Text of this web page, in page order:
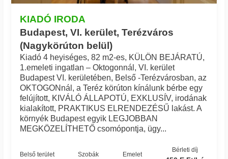
KIADÓ IRODA
Budapest, VI. kerület, Terézváros
(Nagykörúton belül)
Kiadó 4 heyiséges, 82 m2-es, KÜLÖN BEJÁRATÚ,
1.emeleti ingatlan – Oktogonnál, VI. kerület
Budapest VI. kerületében, Belső -Terézvárosban, az
OKTOGONnál, a Teréz körúton kínálunk bérbe egy
felújított, KIVÁLÓ ÁLLAPOTÚ, EXKLUSÍV, irodának
kialakított, PRAKTIKUS ELRENDEZÉSŰ lakást. A
környék Budapest egyik LEGJOBBAN
MEGKÖZELÍTHETŐ csomópontja, ügy...
Belső terület Szobák Emelet
Bérleti díj